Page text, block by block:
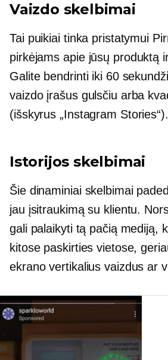
Vaizdo skelbimai
Tai puikiai tinka pristatymui
pirkėjams apie jūsų produktą
Galite bendrinti iki 60
vaizdo įrašus gulsčiu arba
(išskyrus „Instagram Stories“).
Istorijos skelbimai
Šie dinaminiai skelbimai
jau įsitraukimą su klientu.
gali palaikyti tą pačią mediją,
kitose paskirties vietose,
ekrano vertikalius vaizdus ar